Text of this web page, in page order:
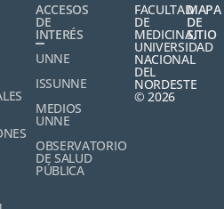
ACCESOS
DE
INTERÉS
UNNE
ISSUNNE
MEDIOS
UNNE
OBSERVATORIO
DE SALUD
PÚBLICA
FACULTAD
DE
MEDICINA,
UNIVERSIDAD
NACIONAL
DEL
NORDESTE
© 2026
MAPA
DE
SITIO